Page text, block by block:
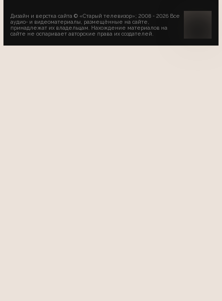
Дизайн и верстка сайта © «Старый телевизор»; 2008 - 2026 Все
аудио- и видеоматериалы, размещённые на сайте,
принадлежат их владельцам. Нахождение материалов на
сайте не оспаривает авторские права их создателей.